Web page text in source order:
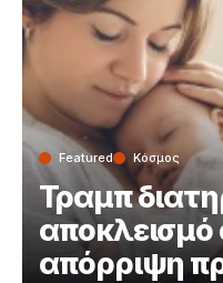
Featured Κόσμος
Τραμπ
απόρριψη